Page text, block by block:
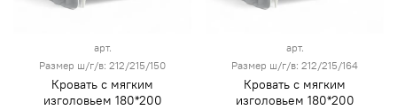
арт.
Размер ш/г/в: 212/215/150
Кровать с мягким
изголовьем 180*200
арт.
Размер ш/г/в: 212/215/164
Кровать с мягким
изголовьем 180*200